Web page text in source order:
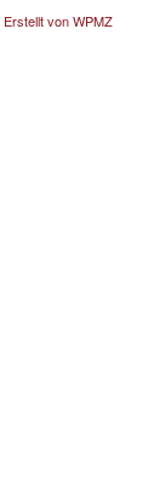
Erstellt von WPMZ